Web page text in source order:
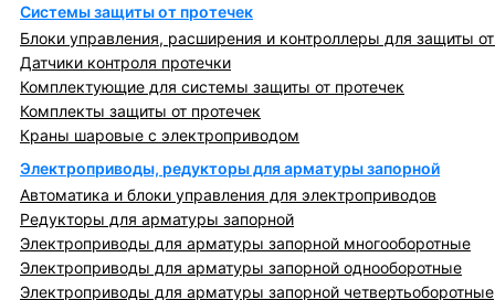
Системы защиты от протечек
Блоки управления, расширения и контроллеры для защиты
Датчики контроля протечки
Комплектующие для системы защиты от протечек
Комплекты защиты от протечек
Краны шаровые с электроприводом
Электроприводы, редукторы для арматуры запорной
Автоматика и блоки управления для электроприводов
Редукторы для арматуры запорной
Электроприводы для арматуры запорной многооборотные
Электроприводы для арматуры запорной однооборотные
Электроприводы для арматуры запорной четвертьоборотные